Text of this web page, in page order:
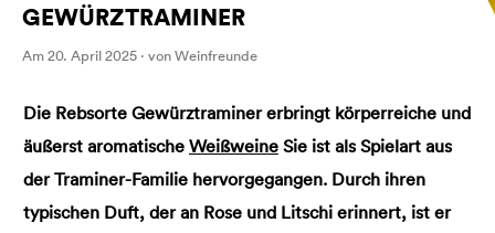
GEWÜRZTRAMINER
Am 20. April 2025 · von Weinfreunde
Die Rebsorte Gewürztraminer erbringt körperreiche und
äußerst aromatische Weißweine Sie ist als Spielart aus
der Traminer-Familie hervorgegangen. Durch ihren
typischen Duft, der an Rose und Litschi erinnert, ist er